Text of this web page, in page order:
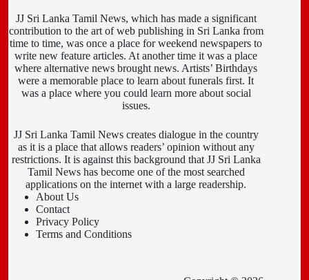
JJ Sri Lanka Tamil News, which has made a significant
contribution to the art of web publishing in Sri Lanka from
time to time, was once a place for weekend newspapers to
write new feature articles. At another time it was a place
where alternative news brought news. Artists’ Birthdays
were a memorable place to learn about funerals first. It
was a place where you could learn more about social
issues.
JJ Sri Lanka Tamil News creates dialogue in the country
as it is a place that allows readers’ opinion without any
restrictions. It is against this background that JJ Sri Lanka
Tamil News has become one of the most searched
applications on the internet with a large readership.
About Us
Contact
Privacy Policy
Terms and Conditions